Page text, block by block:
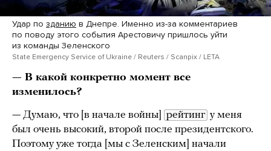
Удар по зданию в Днепре. Именно из-за комментариев
по поводу этого события Арестовичу пришлось уйти
из команды Зеленского
State Emergency Service of Ukraine / Reuters / Scanpix / LETA
— В какой конкретно момент все
изменилось?
— Думаю, что [в начале войны]
рейтинг у меня
был очень высокий, второй после президентского.
Поэтому уже тогда [мы с Зеленским] начали